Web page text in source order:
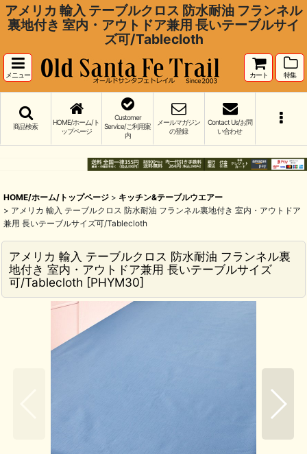
アメリカ 輸入 テーブルクロス 防水耐油 フランネル
裏地付き 室内・アウトドア兼用 長いテーブルサイ
ズ可/Tablecloth
メニュー カート 特集
商品検索
HOME/ホーム/ト
ップページ
Customer
Service/ご利用案
内
メールマガジン
の登録
Contact Us/お問
い合わせ
HOME/ホーム/トップページ > キッチン&テーブルウエアー
> アメリカ 輸入 テーブルクロス 防水耐油 フランネル裏地付き 室内・アウトドア
兼用 長いテーブルサイズ可/Tablecloth
アメリカ 輸入 テーブルクロス 防水耐油 フランネル裏
地付き 室内・アウトドア兼用 長いテーブルサイズ
可/Tablecloth [PHYM30]